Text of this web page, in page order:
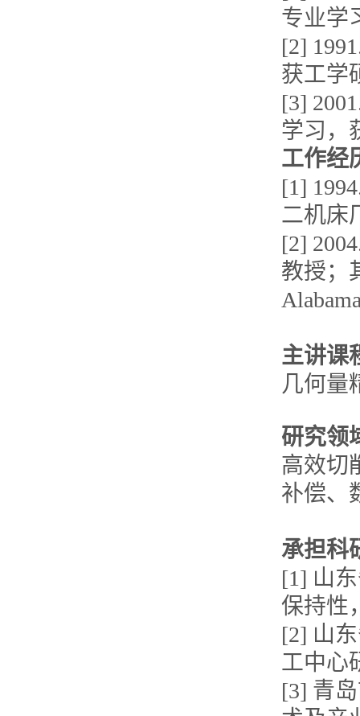
专业学
[2]
获工学
[3]
学习，
工作经
[1]
二机床
[2]
教授；
主讲课
几何量
研究领
高效切
补偿、
承担科
[1] 山
保持性
[2] 山
工中心
[3] 青